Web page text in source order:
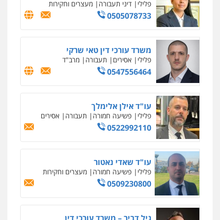
וחקירות
0542255161
פלילי פשיעה חמורה סמים מעצרים
וחקירות
0544723840
עו"ד ראוף נג'אר
פלילי עורכי דין לענייני אסירים
סמים רכוש
0548009246
עדי כרמלי – חברת עו"ד
פלילי כלכלי עורכי דין לענייני אסירים
0525060666
גיא זהבי משרד עורכי דין